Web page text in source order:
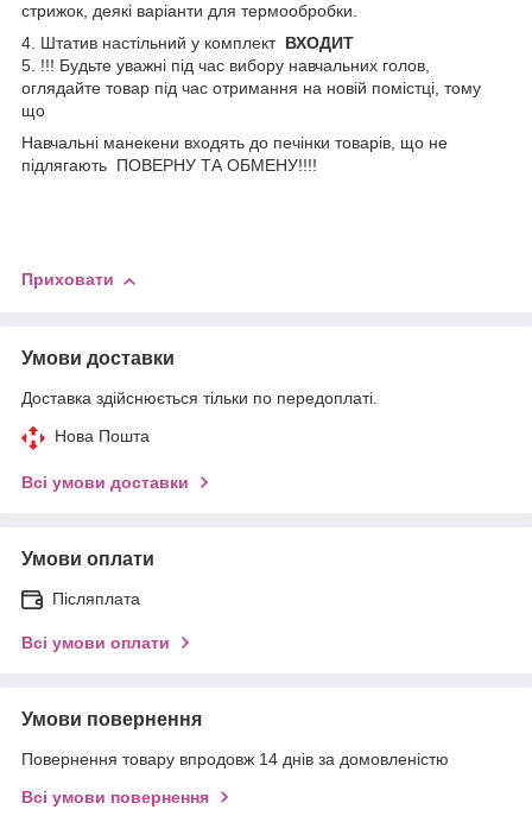
стрижок, деякі варіанти для термообробки.
4. Штатив настільний у комплектВХОДИТ
5. !!! Будьте уважні під час вибору навчальних голов,
оглядайте товар під час отримання на новій помістці, тому
що
Навчальні манекени входять до печінки товарів, що не
підлягають ПОВЕРНУ ТА ОБМЕНУ!!!!
Приховати
Умови доставки
Доставка здійснюється тільки по передоплаті.
Нова Пошта
Всі умови доставки
Умови оплати
Післяплата
Всі умови оплати
Умови повернення
Повернення товару впродовж 14 днів за домовленістю
Всі умови повернення